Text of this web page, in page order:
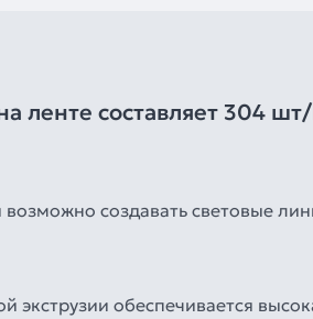
ленте составляет 304
возможно создавать световые
экструзии обеспечивается